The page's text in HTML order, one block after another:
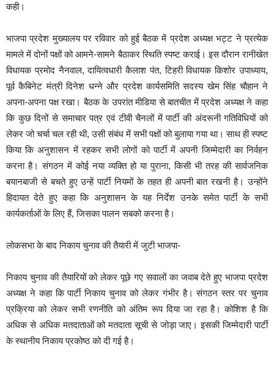
कही।
भाजपा प्रदेश मुख्यालय पर रविवार को हुई बैठक में प्रदेश अध्यक्ष भट्ट ने प्रत्येक
मामले में दोनों पक्षों को आमने-सामने बैठाकर स्थिति स्पष्ट कराई। इस दौरान रानीखेत
विधायक प्रमोद नैनवाल, दायित्वधारी कैलाश पंत, टिहरी विधायक किशोर उपाध्याय,
पूर्व कैबिनेट मंत्री दिनेश धन्ने और प्रदेश कार्यसमिति सदस्य खेम सिंह चौहान ने
अपना-अपना पक्ष रखा। बैठक के उपरांत मीडिया से बातचीत में प्रदेश अध्यक्ष ने कहा
कि कुछ दिनों से समाचार पत्र एवं टीवी चैनलों में पार्टी की अंदरूनी गतिविधियों को
लेकर जो चर्चा चल रही थी, उसी संबंध में सभी पक्षों को बुलाया गया था। साथ ही स्पष्ट
किया कि अनुशासन में रहकर सभी लोगों को पार्टी में अपनी जिम्मेदारी का निर्वहन
करना है। संगठन में कोई नया व्यक्ति हो या पुराना, किसी भी तरह की सार्वजनिक
बयानबाजी से बचते हुए उन्हें पार्टी नियमों के तहत ही अपनी बात रखनी है। उन्होंने
हिदायत देते हुए कहा कि अनुशासन के यह निर्देश उनके समेत पार्टी के सभी
कार्यकर्ताओं के लिए हैं, जिसका पालन सबको करना है।
लोकसभा के बाद निकाय चुनाव की तैयारी में जुटी भाजपा-
निकाय चुनाव की तैयारियों को लेकर पूछे गए सवालों का जवाब देते हुए भाजपा प्रदेश
अध्यक्ष ने कहा कि पार्टी निकाय चुनाव को लेकर गंभीर है। संगठन स्तर पर चुनाव
प्रक्रिया को लेकर सभी रणनीति को अंतिम रूप दिया जा रहा है। कोशिश है कि
अधिक से अधिक मतदाताओं को मतदाता सूची से जोड़ा जाए। इसकी जिम्मेदारी पार्टी
के स्थानीय निकाय प्रकोष्ठ को दी गई है।